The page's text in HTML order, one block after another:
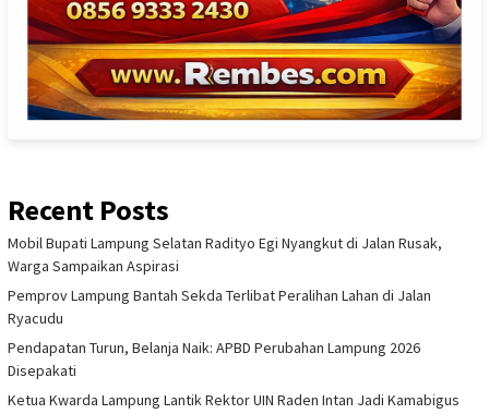
Recent Posts
Mobil Bupati Lampung Selatan Radityo Egi Nyangkut di Jalan Rusak,
Warga Sampaikan Aspirasi
Pemprov Lampung Bantah Sekda Terlibat Peralihan Lahan di Jalan
Ryacudu
Pendapatan Turun, Belanja Naik: APBD Perubahan Lampung 2026
Disepakati
Ketua Kwarda Lampung Lantik Rektor UIN Raden Intan Jadi Kamabigus